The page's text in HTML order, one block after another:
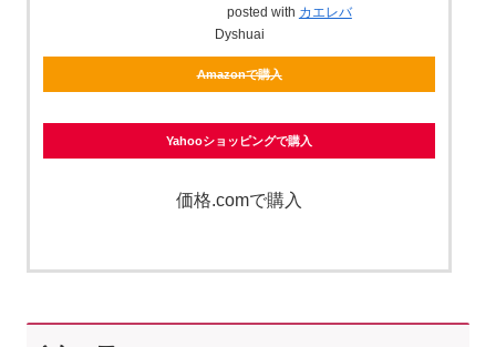
posted with カエレバ
Dyshuai
Amazonで購入
Yahooショッピングで購入
価格.comで購入